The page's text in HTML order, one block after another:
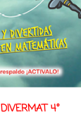
DIVERMAT 4°